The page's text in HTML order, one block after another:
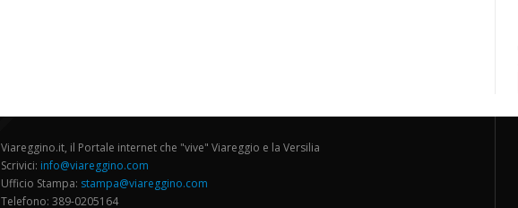
Viareggino.it, il Portale internet che "vive" Viareggio e la Versilia
Scrivici: info@viareggino.com
Ufficio Stampa: stampa@viareggino.com
Telefono: 389-0205164